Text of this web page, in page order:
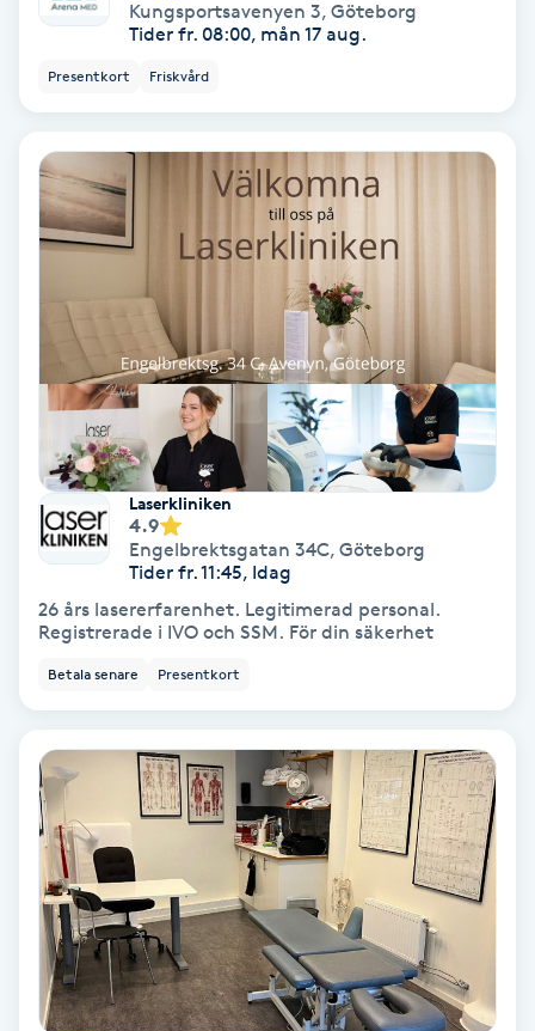
Nagelförstärkning
Nagelklippning
Nageltrång
Naglar borttagning
Naglar reparation
Naprapati
Navelpiercing
NBE-massage
Ny frisyr
Olaplex
Olaplexbehandling
Ombre
Ombre brows
Kungsportsavenyen 3, Göteborg
Tider fr. 08:00, mån 17 aug.
Presentkort Friskvård
Laserkliniken
4.9
Engelbrektsgatan 34C, Göteborg
Tider fr. 11:45, Idag
26 års lasererfarenhet. Legitimerad personal.
Registrerade i IVO och SSM. För din säkerhet
Betala senare Presentkort